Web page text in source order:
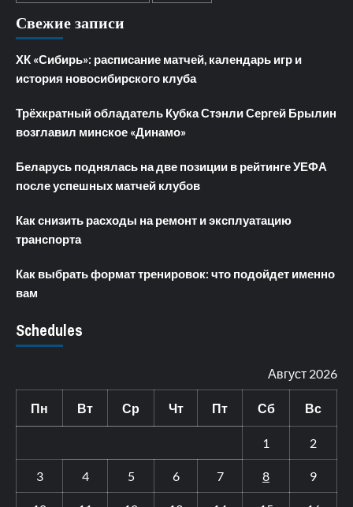
Свежие записи
ХК «Сибирь»: расписание матчей, календарь игр и
история новосибирского клуба
Трёхкратный обладатель Кубка Стэнли Сергей Брылин
возглавил минское «Динамо»
Беларусь поднялась на две позиции в рейтинге УЕФА
после успешных матчей клубов
Как снизить расходы на ремонт и эксплуатацию
транспорта
Как выбрать формат тренировок: что подойдет именно
вам
Schedules
Август 2026
Пн Вт Ср Чт Пт Сб Вс
1 2
3 4 5 6 7 8 9